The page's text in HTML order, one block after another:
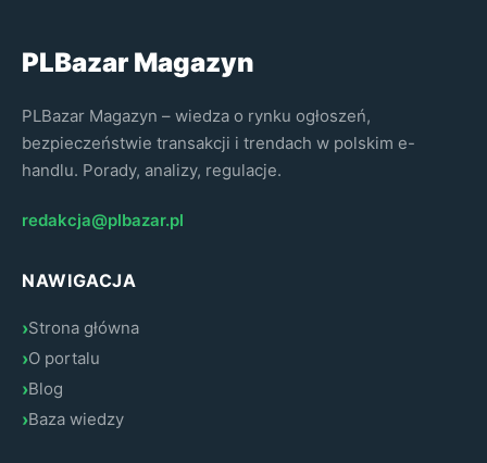
PLBazar Magazyn
PLBazar Magazyn – wiedza o rynku ogłoszeń,
bezpieczeństwie transakcji i trendach w polskim e-
handlu. Porady, analizy, regulacje.
redakcja@plbazar.pl
NAWIGACJA
Strona główna
O portalu
Blog
Baza wiedzy